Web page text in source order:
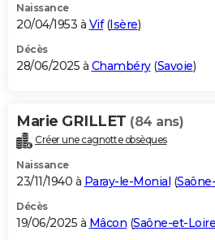
Naissance
20/04/1953 à Vif(Isère)
Décès
28/06/2025 à Chambéry(Savoie)
Marie GRILLET (84 ans)
Créer une cagnotte obsèques
Naissance
23/11/1940 à Paray-le-Monial (
Décès
19/06/2025 à Mâcon (Saône-et-Loire